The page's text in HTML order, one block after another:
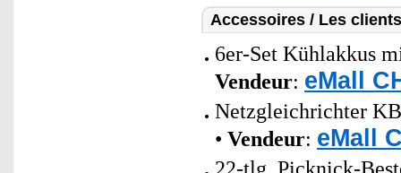
Accessoires / Les
6er-Set Kühlakkus
Vendeur: eMall
Netzgleichrichter
• Vendeur: eMall